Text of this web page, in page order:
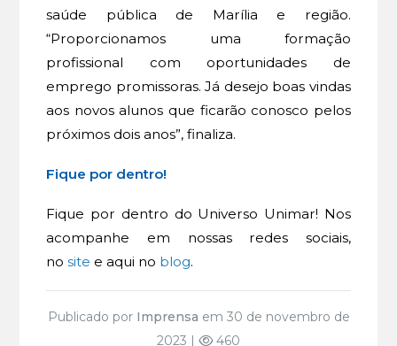
saúde pública de Marília e região.
“Proporcionamos uma formação
profissional com oportunidades de
emprego promissoras. Já desejo boas vindas
aos novos alunos que ficarão conosco pelos
próximos dois anos”, finaliza.
Fique por dentro!
Fique por dentro do Universo Unimar! Nos
acompanhe em nossas redes sociais,
nosite e aqui no blog.
Publicado por Imprensa em 30 de novembro de
2023 |
460